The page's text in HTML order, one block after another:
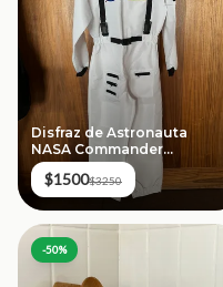
Disfraz de Astronauta
NASA Commander
(Original)
$1500$3250
-50%